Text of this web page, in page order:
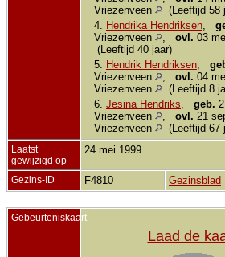
Vriezenveen
(Leeftijd 58
4.
Hendrika Hendriksen
Vriezenveen
ovl. 03
(Leeftijd 40 jaar)
5.
Hendrik Hendriksen
Vriezenveen
ovl. 04
Vriezenveen
(Leeftijd 8
6. Jesina Hendriks geb.
Vriezenveen
ovl. 21
Vriezenveen
(Leeftijd 67
Laatst
gewijzigd op
24 mei 1999
Gezins-ID F4810 Gezinsblad
Gebeurteniskaart
Laad de